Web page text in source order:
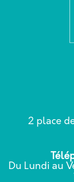
2 place
Du Lundi au